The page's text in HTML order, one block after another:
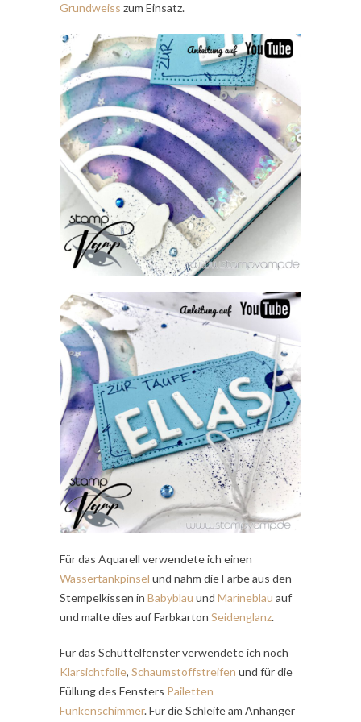
Grundweiss zum Einsatz.
Für das Aquarell verwendete ich einen
Wassertankpinsel und nahm die Farbe aus den
Stempelkissen in Babyblau und Marineblau auf
und malte dies auf Farbkarton Seidenglanz.
Für das Schüttelfenster verwendete ich noch
Klarsichtfolie, Schaumstoffstreifen und für die
Füllung des Fensters Pailetten
Funkenschimmer. Für die Schleife am Anhänger